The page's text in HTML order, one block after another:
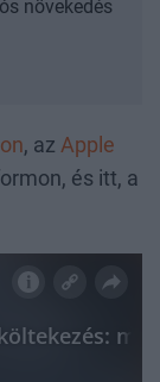
növekedés
, az Apple
és itt, a